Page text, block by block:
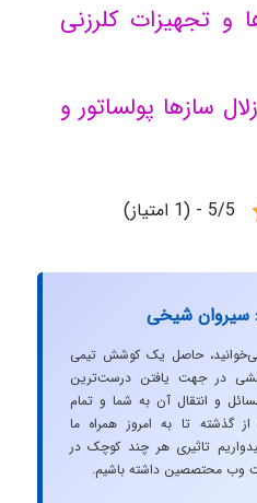
و تجهیزات کلرزنی
سازها پولساتور و
5/5 - (1 امتیاز)
سیروان شیخی
حاصل یک کوشش تیمی
در جهت یافتن درست‌ترین
و انتقال آن به شما و تمام
گذشته تا به امروز همراه ما
تاثیری هر چند کوچک در
وب محتصصین داشته باشیم.